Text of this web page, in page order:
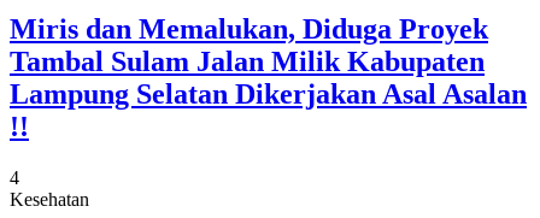
Miris dan Memalukan, Diduga Proyek
Tambal Sulam Jalan Milik Kabupaten
Lampung Selatan Dikerjakan Asal Asalan
!!
4
Kesehatan